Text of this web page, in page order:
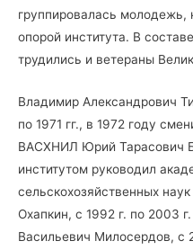
группировалась молодежь,
опорой института. В
трудились и ветераны
Владимир Александрович
по 1971 гг., в 1972 году
ВАСХНИЛ Юрий Тарасович
институтом руководил
сельскохозяйственных
Охапкин, с 1992 г. по 2003
Васильевич Милосердов, с